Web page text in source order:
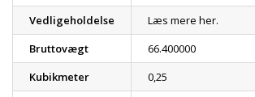
Vedligeholdelse
Læs mere her.
Bruttovægt
66.400000
Kubikmeter
0,25